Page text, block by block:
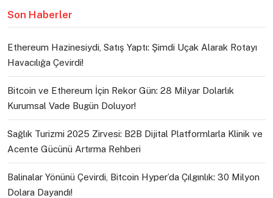
Son Haberler
Ethereum Hazinesiydi, Satış Yaptı: Şimdi Uçak Alarak Rotayı
Havacılığa Çevirdi!
Bitcoin ve Ethereum İçin Rekor Gün: 28 Milyar Dolarlık
Kurumsal Vade Bugün Doluyor!
Sağlık Turizmi 2025 Zirvesi: B2B Dijital Platformlarla Klinik ve
Acente Gücünü Artırma Rehberi
Balinalar Yönünü Çevirdi, Bitcoin Hyper’da Çılgınlık: 30 Milyon
Dolara Dayandı!